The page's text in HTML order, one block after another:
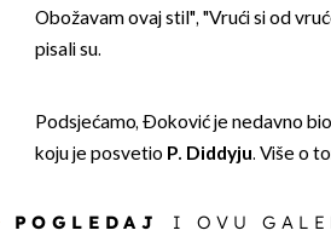
Obožavam ovaj stil", "Vrući si od
pisali su.
Podsjećamo, Đoković je nedavno
koju je posvetio P. Diddyju. Više o
POGLEDAJ I OVU